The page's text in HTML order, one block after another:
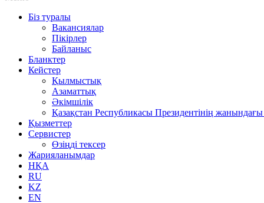
Біз туралы
Вакансиялар
Пікірлер
Байланыс
Бланктер
Кейстер
Қылмыстық
Азаматтық
Әкімшілік
Қазақстан Республикасы Президентінің
Қызметтер
Сервистер
Өзіңді тексер
Жарияланымдар
НҚА
RU
KZ
EN